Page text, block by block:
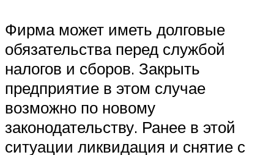
Фирма может иметь долговые
обязательства перед службой
налогов и сборов. Закрыть
предприятие в этом случае
возможно по новому
законодательству. Ранее в этой
ситуации ликвидация и снятие с